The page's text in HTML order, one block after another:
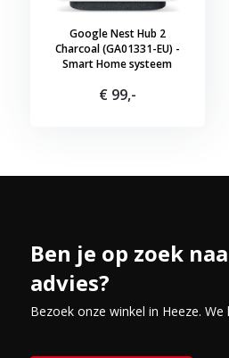
Een van de grootste voordelen
slimme apparaten in je huis. Of
beveiligingscamera's wilt
Google Nest Hub 2 een centrale
Google Nest Hub 2
Charcoal (GA01331-EU) -
Smart Home systeem
€ 99,-
Ben je op zoek
advies?
Bezoek onze winkel in Heeze. We